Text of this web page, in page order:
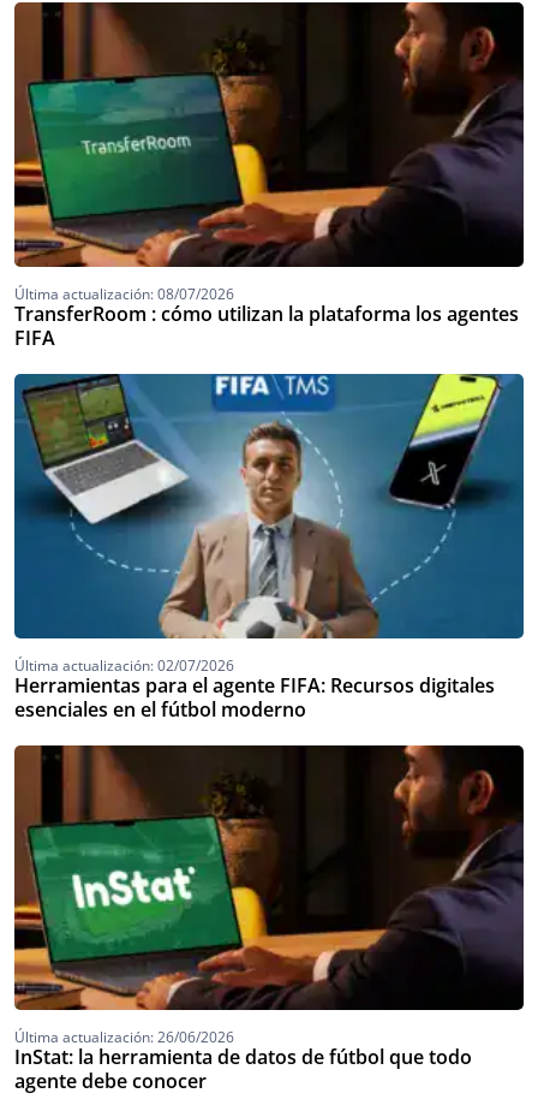
Última actualización: 08/07/2026
TransferRoom : cómo utilizan la plataforma los agentes
FIFA
Última actualización: 02/07/2026
Herramientas para el agente FIFA: Recursos digitales
esenciales en el fútbol moderno
Última actualización: 26/06/2026
InStat: la herramienta de datos de fútbol que todo
agente debe conocer